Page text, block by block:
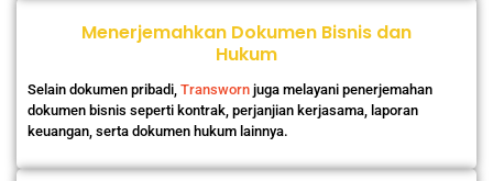
Menerjemahkan Dokumen Bisnis dan
Hukum
Selain dokumen pribadi, Transworn juga melayani penerjemahan
dokumen bisnis seperti kontrak, perjanjian kerjasama, laporan
keuangan, serta dokumen hukum lainnya.